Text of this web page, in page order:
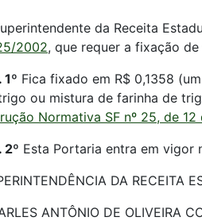
da Receita
2002, que requer a fixação
Fica fixado em R$ 0,1358
ou mistura de farinha de
Normativa SF nº 25, de
2º Esta Portaria entra em vigor
DA RECEITA
ANTÔNIO DE OLIVEIRA